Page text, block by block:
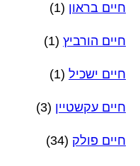
חיים בראון (1)
חיים הורביץ (1)
חיים ישכיל (1)
חיים עקשטיין (3)
חיים פולק (34)